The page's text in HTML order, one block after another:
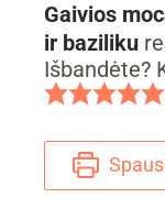
Gaivios
ir baziliku
Išbandėte?